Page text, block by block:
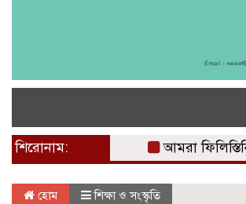
শিরোনাম: আমরা ফিলিস্তিনি
হোম শিক্ষা ও সংস্কৃতি